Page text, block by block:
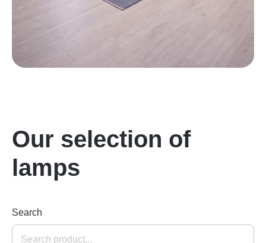
Our selection of
lamps
Search